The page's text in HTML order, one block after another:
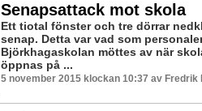
Senapsattack mot skola
Ett tiotal fönster och tre dörrar
senap. Detta var vad som
Björkhagaskolan möttes av när
öppnas på ...
5 november 2015 klockan 10:37 av Fredrik